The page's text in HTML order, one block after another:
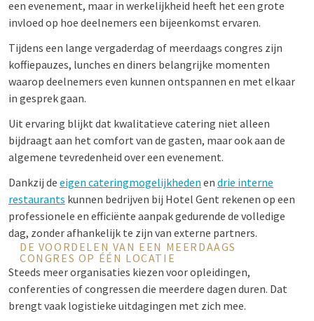
een evenement, maar in werkelijkheid heeft het een grote
invloed op hoe deelnemers een bijeenkomst ervaren.
Tijdens een lange vergaderdag of meerdaags congres zijn
koffiepauzes, lunches en diners belangrijke momenten
waarop deelnemers even kunnen ontspannen en met elkaar
in gesprek gaan.
Uit ervaring blijkt dat kwalitatieve catering niet alleen
bijdraagt aan het comfort van de gasten, maar ook aan de
algemene tevredenheid over een evenement.
Dankzij de eigen cateringmogelijkheden en drie interne
restaurants kunnen bedrijven bij Hotel Gent rekenen op een
professionele en efficiënte aanpak gedurende de volledige
dag, zonder afhankelijk te zijn van externe partners.
DE VOORDELEN VAN EEN MEERDAAGS
CONGRES OP ÉÉN LOCATIE
Steeds meer organisaties kiezen voor opleidingen,
conferenties of congressen die meerdere dagen duren. Dat
brengt vaak logistieke uitdagingen met zich mee.